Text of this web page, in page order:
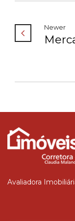
Newer
Avaliadora